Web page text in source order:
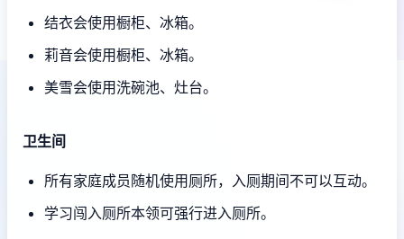
结衣会使用橱柜、冰箱。
莉音会使用橱柜、冰箱。
美雪会使用洗碗池、灶台。
卫生间
所有家庭成员随机使用厕所，入厕期间不可以互动。
学习闯入厕所本领可强行进入厕所。